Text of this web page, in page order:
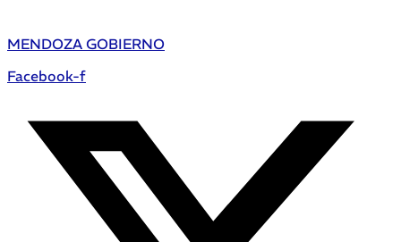
MENDOZA GOBIERNO
Facebook-f